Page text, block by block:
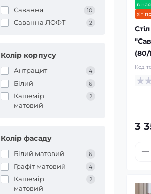
Саванна 10
Саванна ЛОФТ 2
Колір корпусу
Антрацит 4
Білий 6
Кашемір
матовий
2
Колір фасаду
Білий матовий 6
Графіт матовий 4
Кашемір
матовий
2
в
хіт
(80/
Код
3